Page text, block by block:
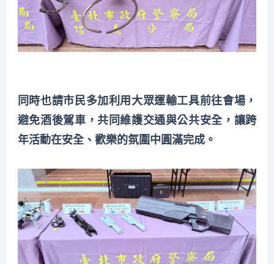
同時也請市民多加利用大眾運輸工具前往會場，
避免酒後駕車，共同維護交通與公共安全，讓跨
年活動在安全、歡樂的氛圍中圓滿完成。